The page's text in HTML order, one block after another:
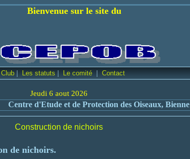
le site du
Club | Les statuts | Le comité | Contact
Jeudi 6 aout 2026
Protection des Oiseaux, Bienne et environs
Construction de nichoirs
de nichoirs.